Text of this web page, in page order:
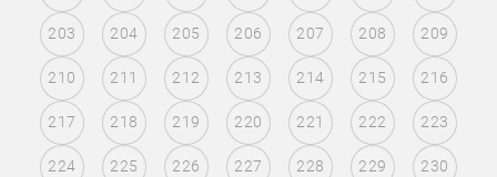
203 204 205 206 207 208 209
210 211 212 213 214 215 216
217 218 219 220 221 222 223
224 225 226 227 228 229 230